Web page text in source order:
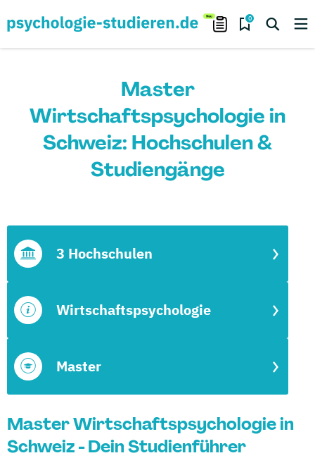
0
Master
Wirtschaftspsychologie in
Schweiz: Hochschulen &
Studiengänge
Master
Wirtschaftspsychologie
3 Hochschulen
Master Wirtschaftspsychologie in
Schweiz - Dein Studienführer